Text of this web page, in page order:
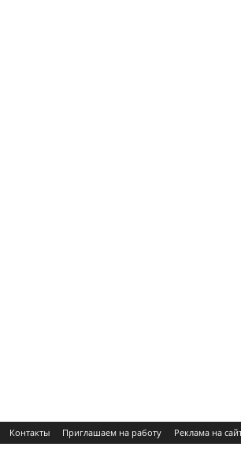
Контакты Приглашаем на работу Реклама на